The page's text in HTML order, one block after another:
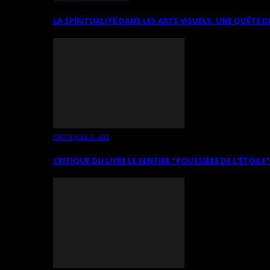
LA SPIRITUALITÉ DANS LES ARTS VISUELS: UNE QUÊTE
CRITIQUES D’ART
CRITIQUE DU LIVRE LE SENTIER *POUSSIÈRE DE L’ÉTOILE*